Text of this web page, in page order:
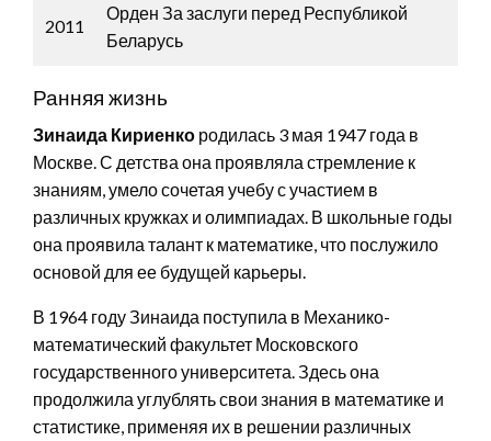
2011
Орден За заслуги перед Республикой
Беларусь
Ранняя жизнь
Зинаида Кириенко родилась 3 мая 1947 года в
Москве. С детства она проявляла стремление к
знаниям, умело сочетая учебу с участием в
различных кружках и олимпиадах. В школьные годы
она проявила талант к математике, что послужило
основой для ее будущей карьеры.
В 1964 году Зинаида поступила в Механико-
математический факультет Московского
государственного университета. Здесь она
продолжила углублять свои знания в математике и
статистике, применяя их в решении различных